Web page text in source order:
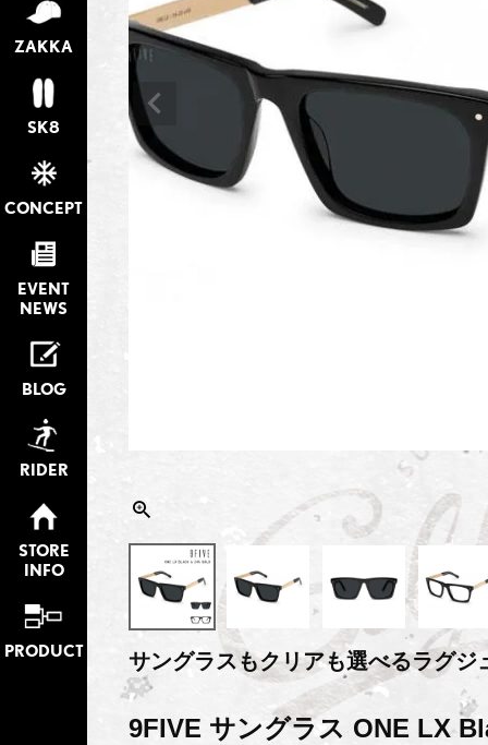
ZAKKA
SK8
CONCEPT
EVENT
NEWS
BLOG
RIDER
STORE
INFO
PRODUCT サングラスもクリアも選べるラグジ
9FIVE サングラス ONE LX